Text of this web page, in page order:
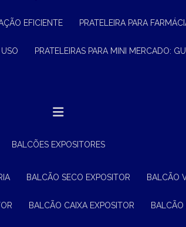
EFICIENTE PRATELEIRA PARA
PRATELEIRAS PARA MINI MERCADO:
BALCÕES EXPOSITORES
BALCÃO SECO EXPOSITOR BALCÃO
BALCÃO CAIXA EXPOSITOR